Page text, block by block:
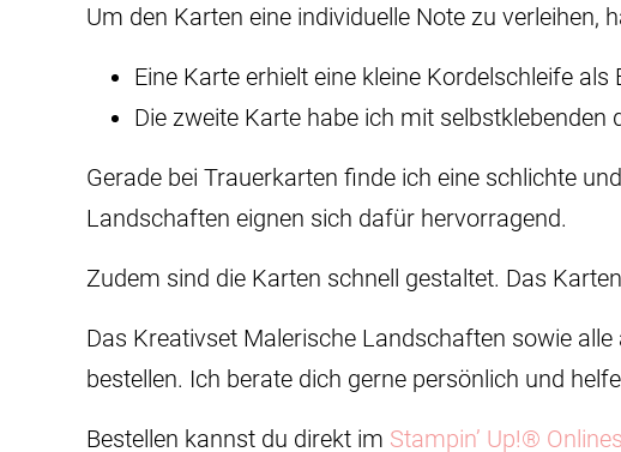
Um den Karten eine individuelle Note zu verleihen,
Eine Karte erhielt eine kleine Kordelschleife als
Die zweite Karte habe ich mit selbstklebenden
Gerade bei Trauerkarten finde ich eine schlichte
Landschaften eignen sich dafür hervorragend.
Zudem sind die Karten schnell gestaltet. Das
Das Kreativset Malerische Landschaften sowie
bestellen. Ich berate dich gerne persönlich und
Bestellen kannst du direkt im Stampin’ Up!®